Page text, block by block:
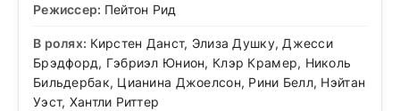
Режиссер: Пейтон Рид
В ролях: Кирстен Данст, Элиза Душку, Джесси
Брэдфорд, Гэбриэл Юнион, Клэр Крамер, Николь
Бильдербак, Цианина Джоелсон, Рини Белл, Нэйтан
Уэст, Хантли Риттер